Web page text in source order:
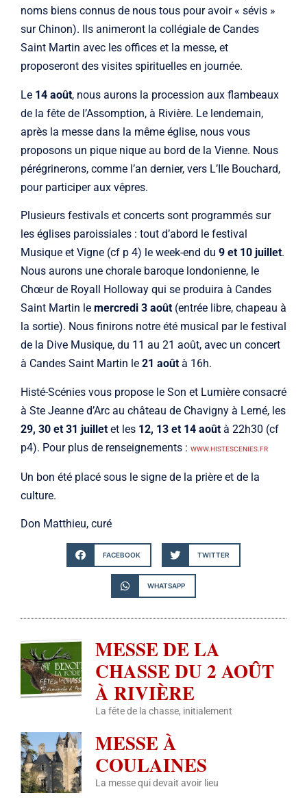
noms biens connus de nous tous pour avoir « sévis »
sur Chinon). Ils animeront la collégiale de Candes
Saint Martin avec les offices et la messe, et
proposeront des visites spirituelles en journée.
Le 14 août, nous aurons la procession aux flambeaux
de la fête de l’Assomption, à Rivière. Le lendemain,
après la messe dans la même église, nous vous
proposons un pique nique au bord de la Vienne. Nous
pérégrinerons, comme l’an dernier, vers L’Ile Bouchard,
pour participer aux vêpres.
Plusieurs festivals et concerts sont programmés sur
les églises paroissiales : tout d’abord le festival
Musique et Vigne (cf p 4) le week-end du 9 et 10 juillet.
Nous aurons une chorale baroque londonienne, le
Chœur de Royall Holloway qui se produira à Candes
Saint Martin le mercredi 3 août (entrée libre, chapeau à
la sortie). Nous finirons notre été musical par le festival
de la Dive Musique, du 11 au 21 août, avec un concert
à Candes Saint Martin le 21 août à 16h.
Histé-Scénies vous propose le Son et Lumière consacré
à Ste Jeanne d’Arc au château de Chavigny à Lerné, les
29, 30 et 31 juillet et les 12, 13 et 14 août à 22h30 (cf
p4). Pour plus de renseignements : WWW.HISTESCENIES.FR
Un bon été placé sous le signe de la prière et de la
culture.
Don Matthieu, curé
FACEBOOK TWITTER
WHATSAPP
MESSE DE LA
CHASSE DU 2 AOÛT
À RIVIÈRE
La fête de la chasse, initialement
MESSE À
COULAINES
La messe qui devait avoir lieu